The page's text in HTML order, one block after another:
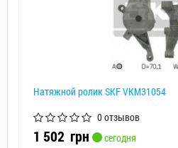
Натяжной ролик SKF VKM31054
0 отзывов
1 502 грн
сегодня